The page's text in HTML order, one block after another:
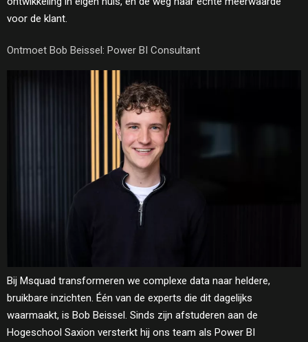
voor de klant.
Ontmoet Bob Beissel: Power BI Consultant
Bij Msquad transformeren we complexe data naar heldere,
bruikbare inzichten. Één van de experts die dit dagelijks
waarmaakt, is Bob Beissel. Sinds zijn afstuderen aan de
Hogeschool Saxion versterkt hij ons team als Power BI